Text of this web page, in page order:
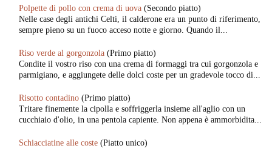
Polpette di pollo con crema di uova (Secondo piatto)
Nelle case degli antichi Celti, il calderone era un punto di riferimento,
sempre pieno su un fuoco acceso notte e giorno. Quando il...
Riso verde al gorgonzola (Primo piatto)
Condite il vostro riso con una crema di formaggi tra cui gorgonzola e
parmigiano, e aggiungete delle dolci coste per un gradevole tocco di...
Risotto contadino (Primo piatto)
Tritare finemente la cipolla e soffriggerla insieme all'aglio con un
cucchiaio d'olio, in una pentola capiente. Non appena è ammorbidita...
Schiacciatine alle coste (Piatto unico)